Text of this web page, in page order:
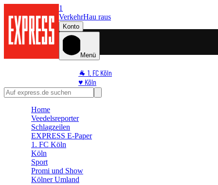
1
VerkehrHau raus
Konto
Menü
🐐 1. FC Köln
♥️ Köln
⭐ Promi
🛒 Shoppingwelt
Home
Veedelsreporter
Schlagzeilen
EXPRESS E-Paper
1. FC Köln
Köln
Sport
Promi und Show
Kölner Umland